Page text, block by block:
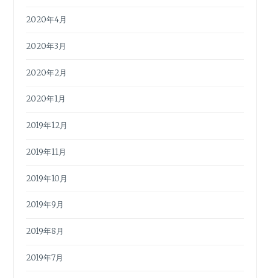
2020年4月
2020年3月
2020年2月
2020年1月
2019年12月
2019年11月
2019年10月
2019年9月
2019年8月
2019年7月